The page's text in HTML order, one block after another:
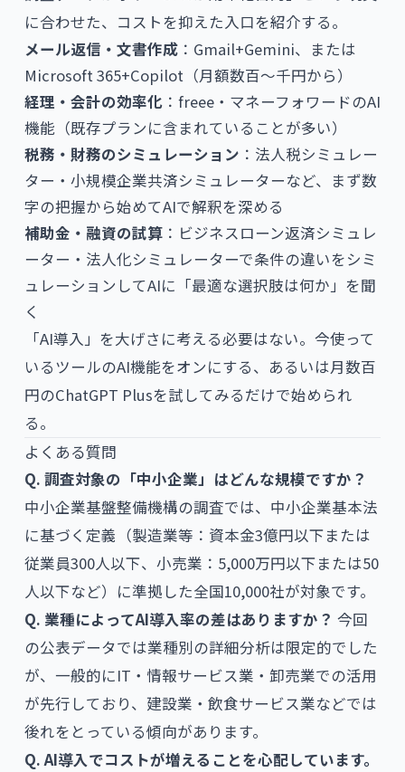
に合わせた、コストを抑えた入口を紹介する。
メール返信・文書作成 ：Gmail+Gemini、または
Microsoft 365+Copilot（月額数百〜千円から）
経理・会計の効率化 ：freee・マネーフォワードのAI
機能（既存プランに含まれていることが多い）
税務・財務のシミュレーション ： 法人税シミュレー
ター ・ 小規模企業共済シミュレーターなど、まず数
字の把握から始めてAIで解釈を深める
補助金・融資の試算 ： ビジネスローン返済シミュレ
ーター ・ 法人化シミュレーターで条件の違いをシミ
ュレーションしてAIに「最適な選択肢は何か」を聞
く
「AI導入」を大げさに考える必要はない。今使って
いるツールのAI機能をオンにする、あるいは月数百
円のChatGPT Plusを試してみるだけで始められ
る。
よくある質問
Q. 調査対象の「中小企業」はどんな規模ですか？
中小企業基盤整備機構の調査では、中小企業基本法
に基づく定義（製造業等：資本金3億円以下または
従業員300人以下、小売業：5,000万円以下または50
人以下など）に準拠した全国10,000社が対象です。
Q. 業種によってAI導入率の差はありますか？ 今回
の公表データでは業種別の詳細分析は限定的でした
が、一般的にIT・情報サービス業・卸売業での活用
が先行しており、建設業・飲食サービス業などでは
後れをとっている傾向があります。
Q. AI導入でコストが増えることを心配しています。